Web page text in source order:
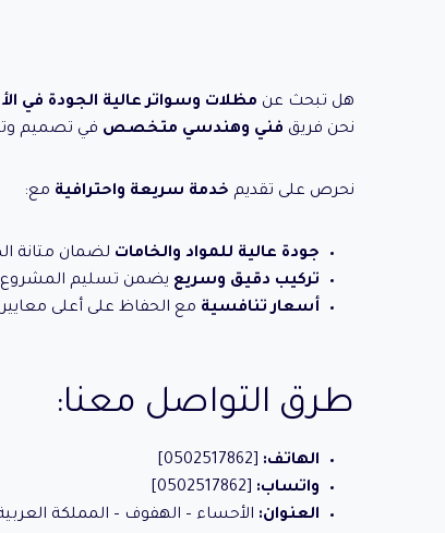
هل تبحث عن مظلات وسواتر عالية الجودة في
نحن فريق فني وهندسي متخصص في تصميم
نحرص على تقديم خدمة سريعة واحترافية مع:
جودة عالية للمواد والخامات لضمان متانة
تركيب دقيق وسريع يضمن تسليم المشروع
أسعار تنافسية مع الحفاظ على أعلى معايير
طرق التواصل معنا:
الهاتف: [0502517862]
واتساب: [0502517862]
العنوان: الأحساء – الهفوف – المملكة